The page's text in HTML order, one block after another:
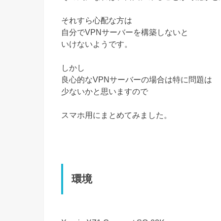
それすら心配な方は
自分でVPNサーバーを構築しないと
いけないようです。
しかし
良心的なVPNサーバーの場合は特に問題は
少ないかと思いますので
スマホ用にまとめてみました。
環境